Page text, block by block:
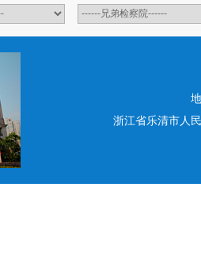
浙江省乐清市人